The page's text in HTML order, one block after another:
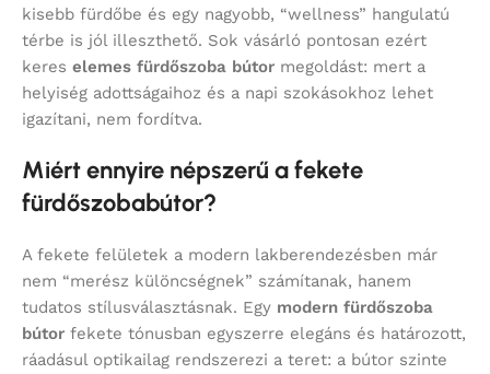
kisebb fürdőbe és egy nagyobb, “wellness” hangulatú
térbe is jól illeszthető. Sok vásárló pontosan ezért
keres elemes fürdőszoba bútor megoldást: mert a
helyiség adottságaihoz és a napi szokásokhoz lehet
igazítani, nem fordítva.
Miért ennyire népszerű a fekete
fürdőszobabútor?
A fekete felületek a modern lakberendezésben már
nem “merész különcségnek” számítanak, hanem
tudatos stílusválasztásnak. Egy modern fürdőszoba
bútor fekete tónusban egyszerre elegáns és határozott,
ráadásul optikailag rendszerezi a teret: a bútor szinte